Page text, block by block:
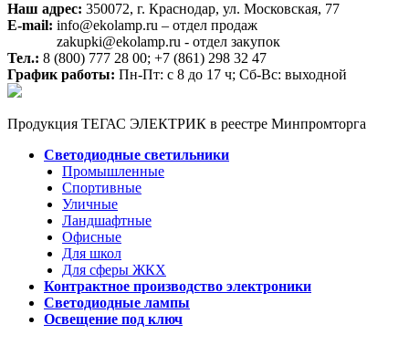
Наш адрес: 350072, г. Краснодар, ул. Московская, 77
E-mail: info@ekolamp.ru – отдел продаж
zakupki@ekolamp.ru - отдел закупок
Тел.: 8 (800) 777 28 00; +7 (861) 298 32 47
График работы: Пн-Пт: с 8 до 17 ч; Сб-Вс: выходной
Продукция ТЕГАС ЭЛЕКТРИК в реестре Минпромторга
Светодиодные светильники
Промышленные
Спортивные
Уличные
Ландшафтные
Офисные
Для школ
Для сферы ЖКХ
Контрактное производство электроники
Светодиодные лампы
Освещение под ключ